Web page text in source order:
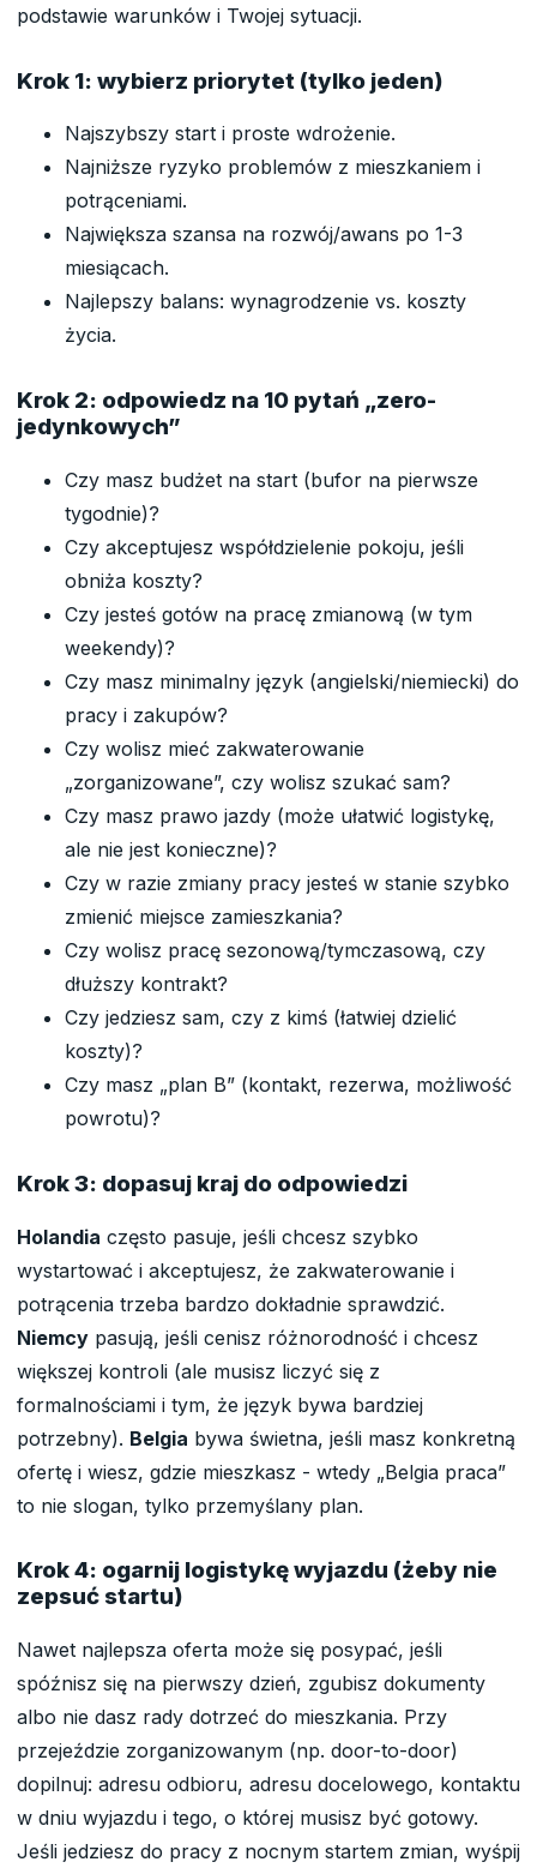
podstawie warunków i Twojej sytuacji.
Krok 1: wybierz priorytet (tylko jeden)
Najszybszy start i proste wdrożenie.
Najniższe ryzyko problemów z mieszkaniem i
potrąceniami.
Największa szansa na rozwój/awans po 1-3
miesiącach.
Najlepszy balans: wynagrodzenie vs. koszty
życia.
Krok 2: odpowiedz na 10 pytań „zero-
jedynkowych”
Czy masz budżet na start (bufor na pierwsze
tygodnie)?
Czy akceptujesz współdzielenie pokoju, jeśli
obniża koszty?
Czy jesteś gotów na pracę zmianową (w tym
weekendy)?
Czy masz minimalny język (angielski/niemiecki) do
pracy i zakupów?
Czy wolisz mieć zakwaterowanie
„zorganizowane”, czy wolisz szukać sam?
Czy masz prawo jazdy (może ułatwić logistykę,
ale nie jest konieczne)?
Czy w razie zmiany pracy jesteś w stanie szybko
zmienić miejsce zamieszkania?
Czy wolisz pracę sezonową/tymczasową, czy
dłuższy kontrakt?
Czy jedziesz sam, czy z kimś (łatwiej dzielić
koszty)?
Czy masz „plan B” (kontakt, rezerwa, możliwość
powrotu)?
Krok 3: dopasuj kraj do odpowiedzi
Holandia często pasuje, jeśli chcesz szybko
wystartować i akceptujesz, że zakwaterowanie i
potrącenia trzeba bardzo dokładnie sprawdzić.
Niemcy pasują, jeśli cenisz różnorodność i chcesz
większej kontroli (ale musisz liczyć się z
formalnościami i tym, że język bywa bardziej
potrzebny). Belgia bywa świetna, jeśli masz konkretną
ofertę i wiesz, gdzie mieszkasz - wtedy „Belgia praca”
to nie slogan, tylko przemyślany plan.
Krok 4: ogarnij logistykę wyjazdu (żeby nie
zepsuć startu)
Nawet najlepsza oferta może się posypać, jeśli
spóźnisz się na pierwszy dzień, zgubisz dokumenty
albo nie dasz rady dotrzeć do mieszkania. Przy
przejeździe zorganizowanym (np. door-to-door)
dopilnuj: adresu odbioru, adresu docelowego, kontaktu
w dniu wyjazdu i tego, o której musisz być gotowy.
Jeśli jedziesz do pracy z nocnym startem zmian, wyśpij